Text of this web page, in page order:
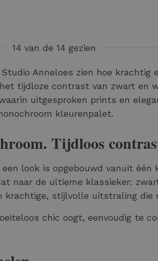
14 van de 14 gezien
Studio Anneloes zien hoe krachtig
tijdloze contrast van zwart en
uitgesproken prints en
kleurenpalet.
Tijdloos
look is opgebouwd vanuit één
naar de ultieme klassieker:
krachtige, stijlvolle uitstraling die
chic oogt, eenvoudig te